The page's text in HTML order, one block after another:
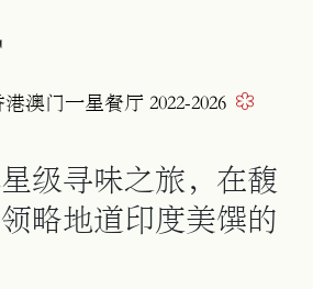
澳门一星餐厅 2022-2026
级寻味之旅，在馥
略地道印度美馔的